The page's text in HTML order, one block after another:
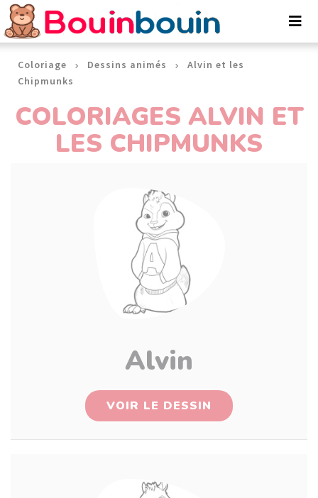
Coloriage Dessins animés
Alvin et les
Chipmunks
COLORIAGES ALVIN ET
LES CHIPMUNKS
Alvin
VOIR LE DESSIN
Panneau de gestion des cookies